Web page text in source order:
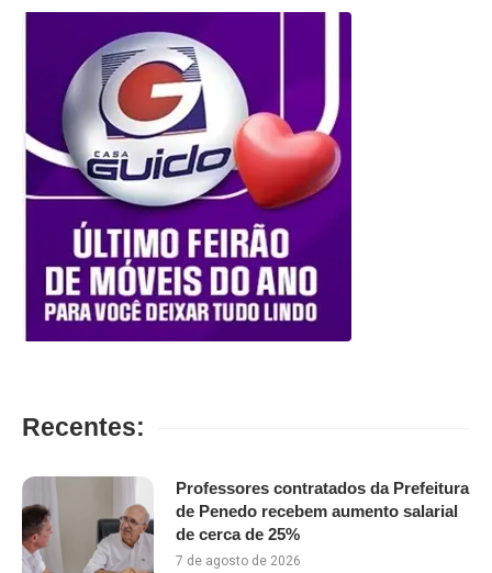
Recentes:
Professores contratados da Prefeitura
de Penedo recebem aumento salarial
de cerca de 25%
7 de agosto de 2026